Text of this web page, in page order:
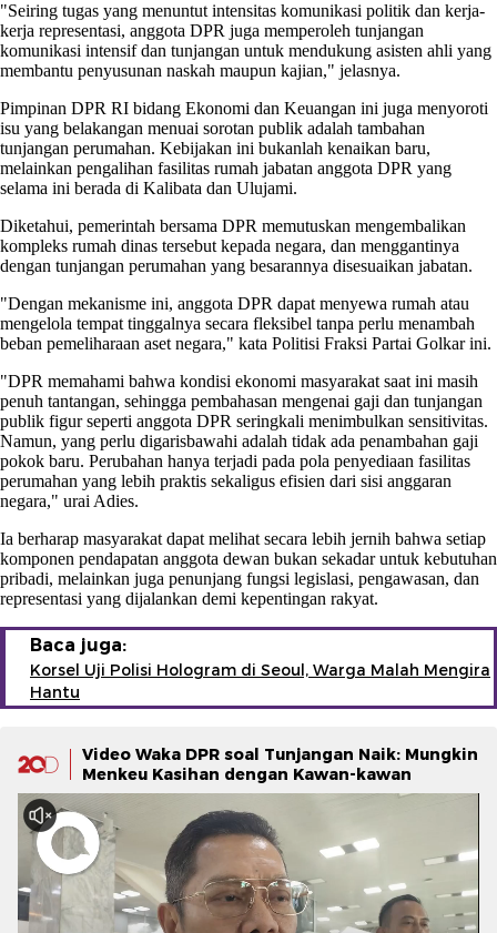
"Seiring tugas yang menuntut intensitas komunikasi politik dan kerja-
kerja representasi, anggota DPR juga memperoleh tunjangan
komunikasi intensif dan tunjangan untuk mendukung asisten ahli yang
membantu penyusunan naskah maupun kajian," jelasnya.
Pimpinan DPR RI bidang Ekonomi dan Keuangan ini juga menyoroti
isu yang belakangan menuai sorotan publik adalah tambahan
tunjangan perumahan. Kebijakan ini bukanlah kenaikan baru,
melainkan pengalihan fasilitas rumah jabatan anggota DPR yang
selama ini berada di Kalibata dan Ulujami.
Diketahui, pemerintah bersama DPR memutuskan mengembalikan
kompleks rumah dinas tersebut kepada negara, dan menggantinya
dengan tunjangan perumahan yang besarannya disesuaikan jabatan.
"Dengan mekanisme ini, anggota DPR dapat menyewa rumah atau
mengelola tempat tinggalnya secara fleksibel tanpa perlu menambah
beban pemeliharaan aset negara," kata Politisi Fraksi Partai Golkar ini.
"DPR memahami bahwa kondisi ekonomi masyarakat saat ini masih
penuh tantangan, sehingga pembahasan mengenai gaji dan tunjangan
publik figur seperti anggota DPR seringkali menimbulkan sensitivitas.
Namun, yang perlu digarisbawahi adalah tidak ada penambahan gaji
pokok baru. Perubahan hanya terjadi pada pola penyediaan fasilitas
perumahan yang lebih praktis sekaligus efisien dari sisi anggaran
negara," urai Adies.
Ia berharap masyarakat dapat melihat secara lebih jernih bahwa setiap
komponen pendapatan anggota dewan bukan sekadar untuk kebutuhan
pribadi, melainkan juga penunjang fungsi legislasi, pengawasan, dan
representasi yang dijalankan demi kepentingan rakyat.
Baca juga:
Korsel Uji Polisi Hologram di Seoul, Warga Malah Mengira
Hantu
Video Waka DPR soal Tunjangan Naik: Mungkin
Menkeu Kasihan dengan Kawan-kawan